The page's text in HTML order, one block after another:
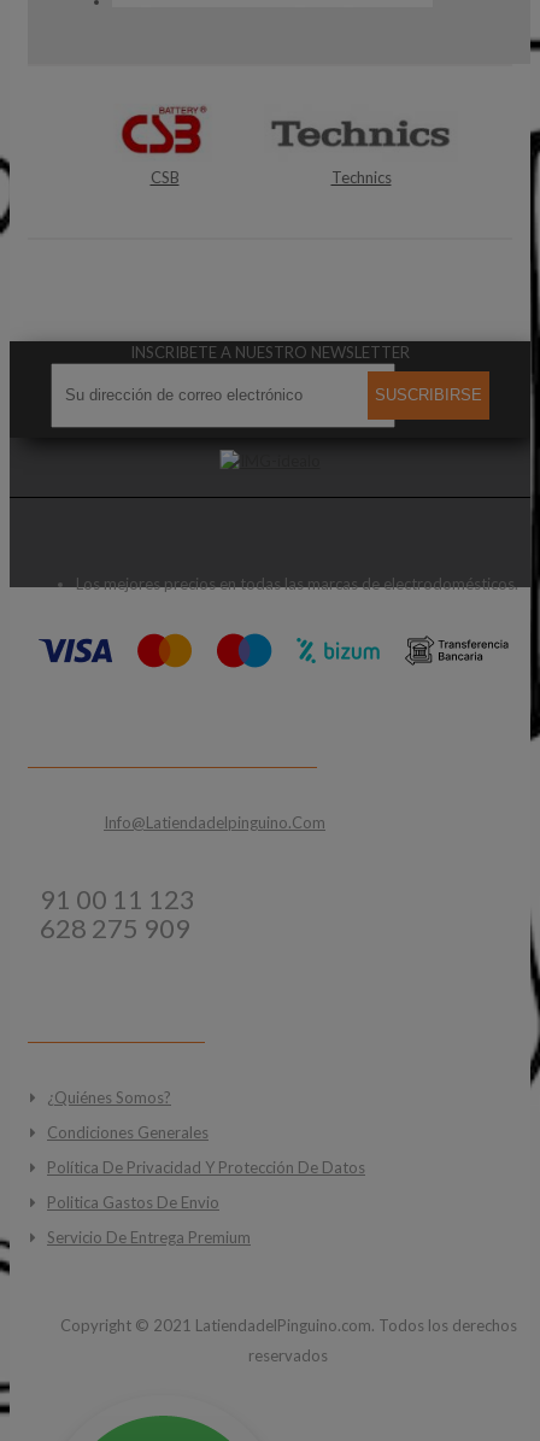
Technics Alfa Network
INSCRIBETE A NUESTRO NEWSLETTER
SUSCRIBIRSE
Los mejores precios en todas las marcas de electrodomésticos.
Info@latiendadelpinguino.com
91 00 11 123
628 275 909
¿Quiénes Somos?
Condiciones Generales
Política De Privacidad Y Protección De Datos
Politica Gastos De Envio
Servicio De Entrega Premium
Copyright © 2021 LatiendadelPinguino.com. Todos los derechos
reservados